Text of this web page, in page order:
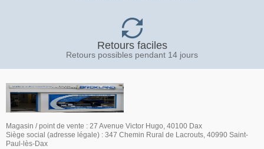
Retours faciles
Retours possibles pendant 14 jours
Magasin / point de vente : 27 Avenue Victor Hugo, 40100 Dax
Siège social (adresse légale) : 347 Chemin Rural de Lacrouts, 40990 Saint-
Paul-lès-Dax